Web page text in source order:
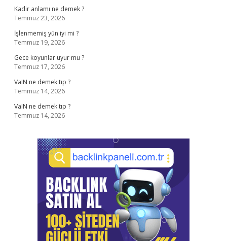
Kadir anlamı ne demek ?
Temmuz 23, 2026
İşlenmemiş yün iyi mi ?
Temmuz 19, 2026
Gece koyunlar uyur mu ?
Temmuz 17, 2026
VaIN ne demek tıp ?
Temmuz 14, 2026
VaIN ne demek tıp ?
Temmuz 14, 2026